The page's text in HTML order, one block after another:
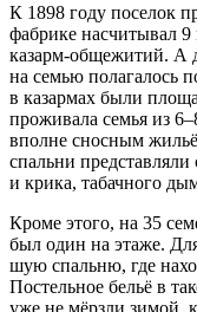
К 1898 году поселок
фабрике насчитывал
казарм-общежитий. А
на семью полагалось
в казармах были
проживала семья из
вполне сносным
спальни
и крика, табачного
Кроме этого, на 35
был один на этаже.
шую спальню, где
Постель­ное бельё в
уже не мёрзли зимой,